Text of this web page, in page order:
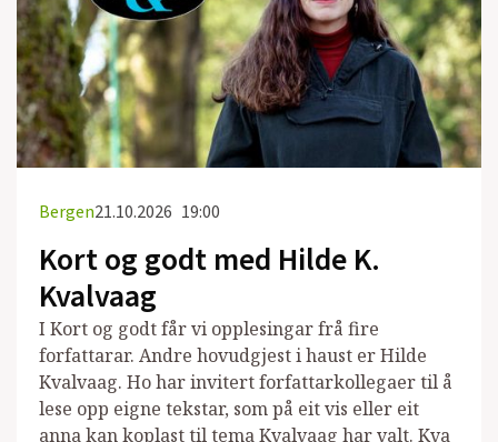
Bergen21.10.2026 19:00
Kort og godt med Hilde K.
Kvalvaag
I Kort og godt får vi opplesingar frå fire
forfattarar. Andre hovudgjest i haust er Hilde
Kvalvaag. Ho har invitert forfattarkollegaer til å
lese opp eigne tekstar, som på eit vis eller eit
anna kan koplast til tema Kvalvaag har valt. Kva